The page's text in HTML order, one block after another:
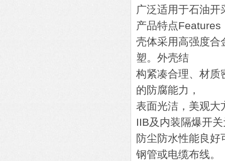
广泛适用于石油
产品特点Features
壳体采用高强度合
塑。外壳结
构紧凑合理、材质
的防腐能力，
表面光洁，美观大
IIB及内装隔爆开
防尘防水性能良好
钢管或电缆布线。